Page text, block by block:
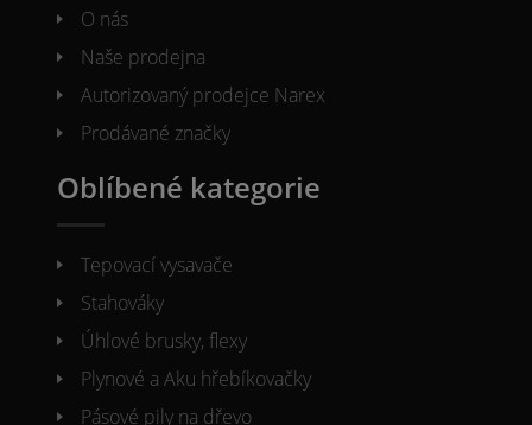
O nás
Naše prodejna
Autorizovaný prodejce Narex
Prodávané značky
Oblíbené kategorie
Tepovací vysavače
Stahováky
Úhlové brusky, flexy
Plynové a Aku hřebíkovačky
Pásové pily na dřevo